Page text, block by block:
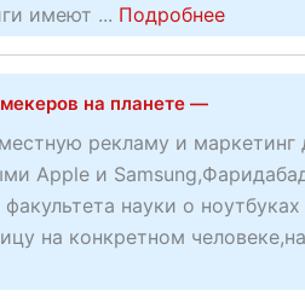
и
я
р
и
б
ы
и
г
а
р
а
н
т
и
о
имеют ... Подробнееa
o
t
Н
о
в
й
на планете —
рекламу и маркетинг
Apple и
науки о ноутбуках
на конкретном